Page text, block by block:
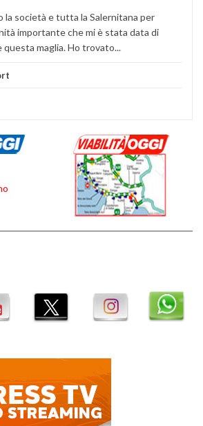
la società e tutta la Salernitana per
importante che mi è stata data di
questa maglia. Ho trovato...